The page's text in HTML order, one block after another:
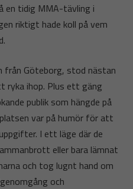
en tidig MMA-tävling i
riktigt hade koll på vem
från Göteborg, stod nästan
ryka ihop. Plus ett gäng
publik som hängde på
var på humör för att
I ett läge där de
eller bara lämnat
och tog lugnt hand om
och